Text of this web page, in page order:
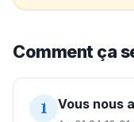
Comment ça
1 Vous nous